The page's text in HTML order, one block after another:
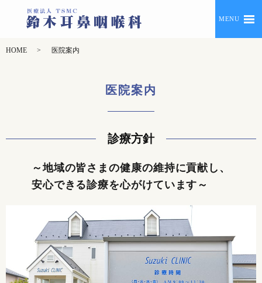
MENU
HOME 医院案内
医院案内
診療方針
～地域の皆さまの健康の維持に貢献し、
安心できる診療を心がけています～